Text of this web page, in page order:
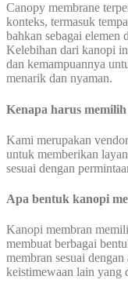
Canopy membrane
konteks, termasuk
bahkan sebagai elemen
Kelebihan dari kanopi
dan kemampuannya
menarik dan nyaman.
Kenapa harus
Kami merupakan
untuk memberikan
sesuai dengan
Apa bentuk kanopi
Kanopi membran
membuat berbagai
membran sesuai
keistimewaan lain yang